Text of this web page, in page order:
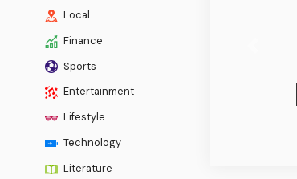
Local
Finance
Sports
Entertainment
Lifestyle
Technology
Literature